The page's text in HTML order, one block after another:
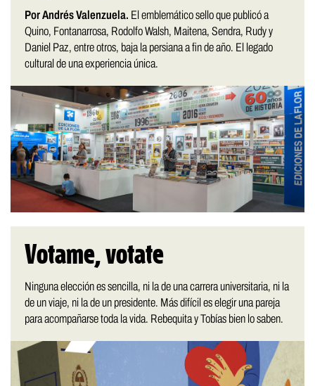
Por Andrés Valenzuela. El emblemático sello que publicó a
Quino, Fontanarrosa, Rodolfo Walsh, Maitena, Sendra, Rudy y
Daniel Paz, entre otros, baja la persiana a fin de año. El legado
cultural de una experiencia única.
Votame, votate
Ninguna elección es sencilla, ni la de una carrera universitaria, ni la
de un viaje, ni la de un presidente. Más difícil es elegir una pareja
para acompañarse toda la vida. Rebequita y Tobías bien lo saben.